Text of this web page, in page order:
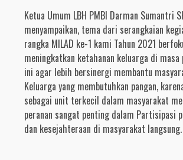
Ketua Umum LBH PMBI Darman Sumantri
menyampaikan, tema dari serangkaian
rangka MILAD ke-1 kami Tahun 2021
meningkatkan ketahanan keluarga di masa
ini agar lebih bersinergi membantu
Keluarga yang membutuhkan pangan,
sebagai unit terkecil dalam masyarakat
peranan sangat penting dalam Partisipasi
dan kesejahteraan di masyarakat langsung.